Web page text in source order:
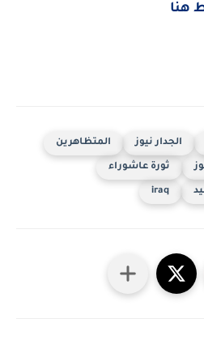
هنا
الجدار نيوز المتظاهرين
ثورة عاشوراء
iraq